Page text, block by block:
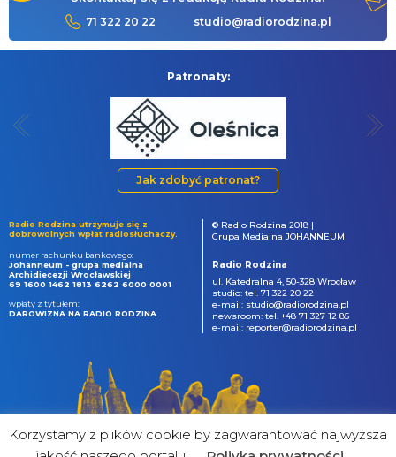
71 322 20 22 studio@radiorodzina.pl
Patronaty:
Jak zdobyć patronat?
Radio Rodzina utrzymuje się z
dobrowolnych wpłat radiosłuchaczy.
numer rachunku bankowego:
Johanneum - grupa medialna
Archidiecezji Wrocławskiej
69 1600 1462 1813 6262 6000 0001
wpłaty z tytułem:
DAROWIZNA NA RADIO RODZINA
© Radio Rodzina 2018 |
Grupa Medialna JOHANNEUM
Radio Rodzina
ul. Katedralna 4, 50-328 Wrocław
studio: tel. 71 322 20 22
e-mail: studio@radiorodzina.pl
newsroom: tel. +48 71 327 12 85
e-mail: reporter@radiorodzina.pl
Korzystamy z plików cookie by zagwarantować najwyższa